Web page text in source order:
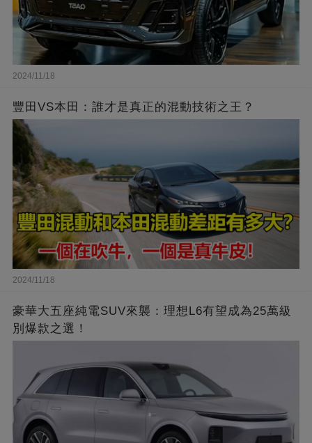
2024/11/18
豐田VS本田：誰才是真正的混動技術之王？
2024/11/18
豪華大五座純電SUV來襲：理想L6有望成為25萬級
別爆款之選！